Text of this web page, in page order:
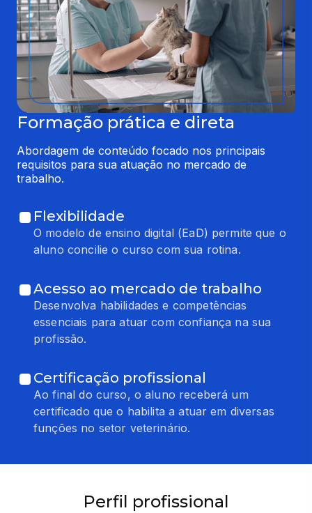
Formação prática e direta
Abordagem de conteúdo focado nos principais
requisitos para sua atuação no mercado de
trabalho.
Flexibilidade
O modelo de ensino digital (EaD) permite que o
aluno concilie o curso com sua rotina.
Acesso ao mercado de trabalho
Desenvolva habilidades e competências
essenciais para atuar com confiança na sua
profissão.
Certificação profissional
Ao final do curso, o aluno receberá um
certificado que o habilita a atuar em diversas
funções no setor veterinário.
Perfil profissional